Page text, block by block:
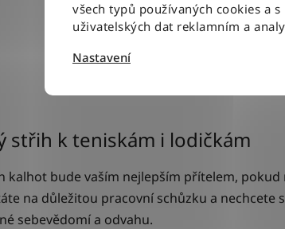
všech typů používaných cookies a
uživatelských dat reklamním a
Nastavení
střih k teniskám i lodičkám
kalhot bude vaším nejlepším přítelem,
na důležitou pracovní schůzku a
sebevědomí a odvahu.